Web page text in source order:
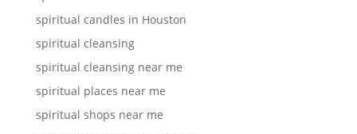
spiritual candles in Houston
spiritual cleansing
spiritual cleansing near me
spiritual places near me
spiritual shops near me